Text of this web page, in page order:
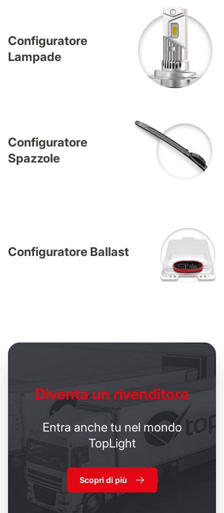
Configuratore
Lampade
Configuratore
Spazzole
Configuratore Ballast
Diventa un rivenditore
Entra anche tu nel mondo
TopLight
Scopri di più